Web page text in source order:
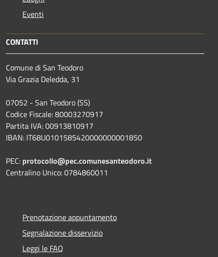
Eventi
CONTATTI
Comune di San Teodoro
Via Grazia Deledda, 31
07052 - San Teodoro (SS)
Codice Fiscale: 80003270917
Partita IVA: 00913810917
IBAN: IT68U0101585420000000001850
PEC: protocollo@pec.comunesanteodoro.it
Centralino Unico: 0784860011
Prenotazione appuntamento
Segnalazione disservizio
Leggi le FAQ